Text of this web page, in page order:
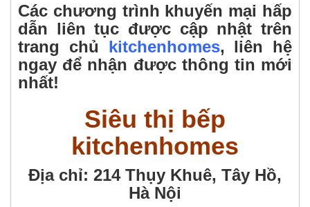
Các chương trình khuyến mại hấp
dẫn liên tục được cập nhật trên
trang chủ kitchenhomes, liên hệ
ngay để nhận được thông tin mới
nhất!
Siêu thị bếp
kitchenhomes
Địa chỉ: 214 Thụy Khuê, Tây Hồ,
Hà Nội